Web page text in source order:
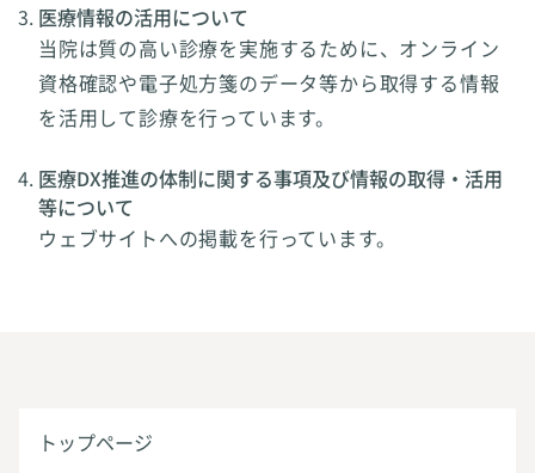
医療情報の活用について
当院は質の高い診療を実施するために、オンライン
資格確認や電子処方箋のデータ等から取得する情報
を活用して診療を行っています。
医療DX推進の体制に関する事項及び情報の取得・活用
等について
ウェブサイトへの掲載を行っています。
トップページ